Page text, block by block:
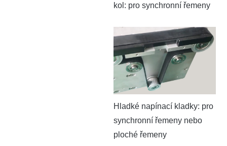
kol: pro synchronní řemeny
Hladké napínací kladky: pro
synchronní řemeny nebo
ploché řemeny